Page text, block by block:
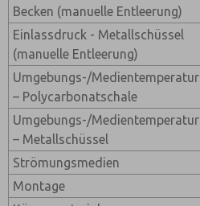
Becken (manuelle Entleerung)
Einlassdruck - Metallschüssel
(manuelle Entleerung)
Umgebungs-/Medientemperatur
– Polycarbonatschale
Umgebungs-/Medientemperatur
– Metallschüssel
Strömungsmedien
Montage